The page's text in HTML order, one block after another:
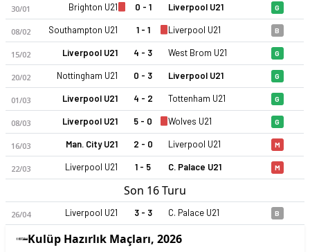
Liverpool U21 25-26 sezonu | EFL Trophy Kupası EFL
30/01 Brighton U21 0 - 1 Liverpool U21 G
08/02 Southampton U21 1 - 1 Liverpool U21 B
15/02 Liverpool U21 4 - 3 West Brom U21 G
20/02 Nottingham U21 0 - 3 Liverpool U21 G
01/03 Liverpool U21 4 - 2 Tottenham U21 G
08/03 Liverpool U21 5 - 0 Wolves U21 G
16/03 Man. City U21 2 - 0 Liverpool U21 M
22/03 Liverpool U21 1 - 5 C. Palace U21 M
Son 16 Turu
26/04 Liverpool U21 3 - 3 C. Palace U21 B
Kulüp Hazırlık Maçları, 2026